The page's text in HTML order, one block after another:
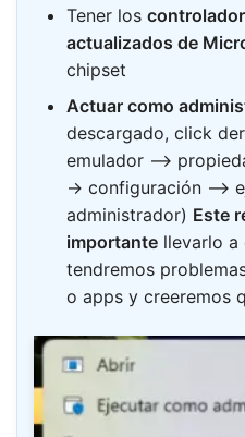
Tener los
actualizados de
chipset
Actuar como
descargado, click
emulador -->
-> configuración -->
administrador) Este
importante llevarlo a
tendremos
o apps y creeremos